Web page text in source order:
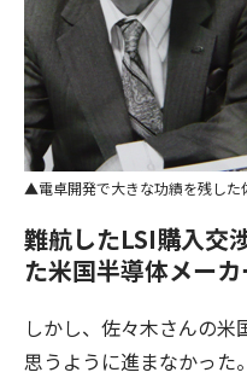
電卓開発で大きな功績を残した
難航したLSI購入交
た米国半導体メーカ
しかし、佐々木さんの
思うように進まなかった